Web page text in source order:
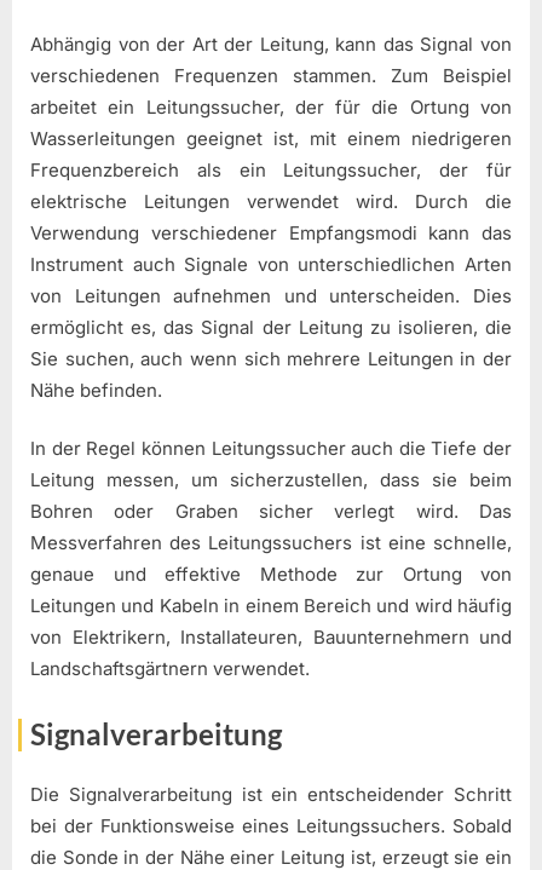
Abhängig von der Art der Leitung, kann das Signal von
verschiedenen Frequenzen stammen. Zum Beispiel
arbeitet ein Leitungssucher, der für die Ortung von
Wasserleitungen geeignet ist, mit einem niedrigeren
Frequenzbereich als ein Leitungssucher, der für
elektrische Leitungen verwendet wird. Durch die
Verwendung verschiedener Empfangsmodi kann das
Instrument auch Signale von unterschiedlichen Arten
von Leitungen aufnehmen und unterscheiden. Dies
ermöglicht es, das Signal der Leitung zu isolieren, die
Sie suchen, auch wenn sich mehrere Leitungen in der
Nähe befinden.
In der Regel können Leitungssucher auch die Tiefe der
Leitung messen, um sicherzustellen, dass sie beim
Bohren oder Graben sicher verlegt wird. Das
Messverfahren des Leitungssuchers ist eine schnelle,
genaue und effektive Methode zur Ortung von
Leitungen und Kabeln in einem Bereich und wird häufig
von Elektrikern, Installateuren, Bauunternehmern und
Landschaftsgärtnern verwendet.
Signalverarbeitung
Die Signalverarbeitung ist ein entscheidender Schritt
bei der Funktionsweise eines Leitungssuchers. Sobald
die Sonde in der Nähe einer Leitung ist, erzeugt sie ein